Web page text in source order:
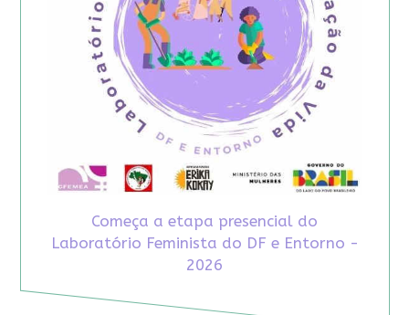
Começa a etapa presencial do
Laboratório Feminista do DF e Entorno -
2026